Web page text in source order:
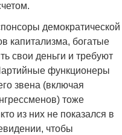
демократической
капитализма, богатые
свои деньги и требуют
функционеры
звена (включая
тоже
из них не показался в
чтобы